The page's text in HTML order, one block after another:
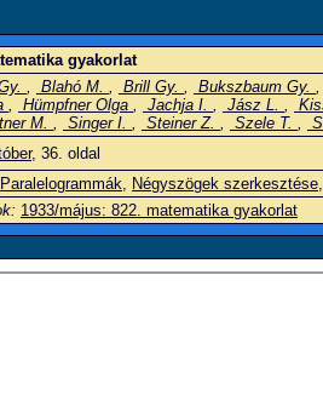
gyakorlat
, Blahó M. , Brill Gy. , Bukszbaum Gy.
, Hümpfner Olga , Jachja I. , Jász L. ,
M. , Singer I. , Steiner Z. , Szele T. ,
, 36. oldal
Paralelogrammák, Négyszögek szerkesztése
1933/május: 822. matematika gyakorlat